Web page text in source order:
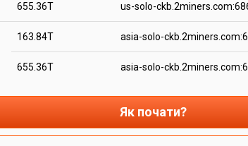
655.36T us-solo-
163.84T asia-solo-
655.36T asia-solo-
Як почати?